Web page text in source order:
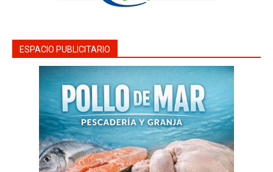
ESPACIO PUBLICITARIO